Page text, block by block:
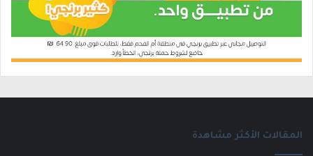
المقالات الأكثر مشاهدة